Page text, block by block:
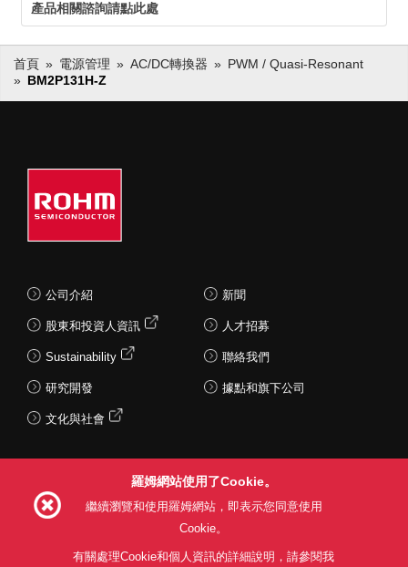
產品相關諮詢請點此處
首頁 電源管理 AC/DC轉換器
PWM / Quasi-Resonant
BM2P131H-Z
公司介紹
股東和投資人資訊
Sustainability
研究開發
文化與社會
新聞
人才招募
聯絡我們
據點和旗下公司
羅姆網站使用了Cookie。
繼續瀏覽和使用羅姆網站，即表示您同意使用
Cookie。
有關處理Cookie和個人資訊的詳細說明，請參閱我